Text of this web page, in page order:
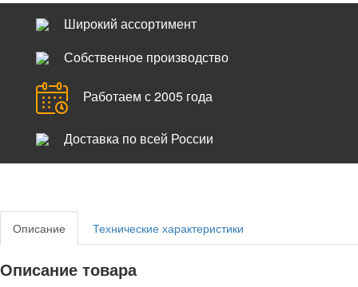
Широкий ассортимент
Собственное производство
Работаем с 2005 года
Доставка по всей России
Описание Технические характеристики
Описание товара